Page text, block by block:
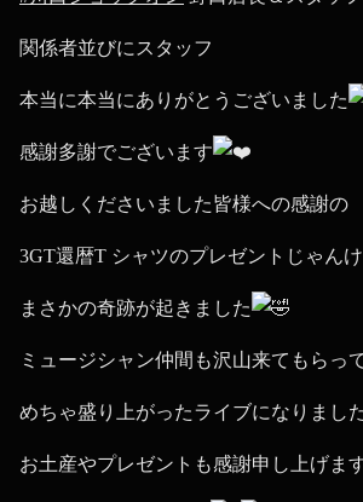
関係者並びにスタッフ
本当に本当にありがとうございました
感謝多謝でございます
お越しくださいました皆様への感謝の
3GT還暦T シャツのプレゼントじゃん
まさかの奇跡が起きました
ミュージシャン仲間も沢山来てもらっ
めちゃ盛り上がったライブになりました
お土産やプレゼントも感謝申し上げます